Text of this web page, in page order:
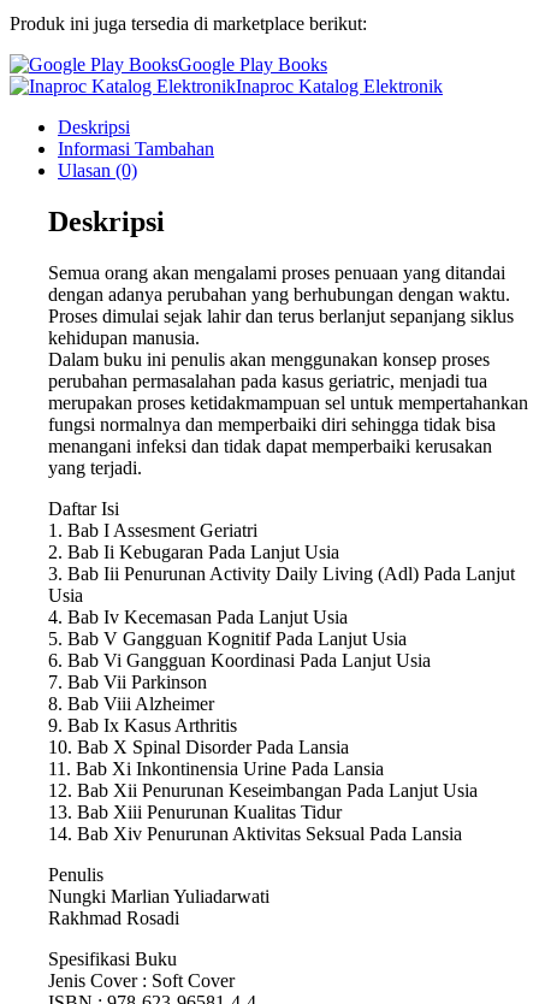
Produk ini juga tersedia di marketplace berikut:
Google Play Books
Inaproc Katalog Elektronik
Deskripsi
Informasi Tambahan
Ulasan (0)
Deskripsi
Semua orang akan mengalami proses penuaan yang ditandai
dengan adanya perubahan yang berhubungan dengan waktu.
Proses dimulai sejak lahir dan terus berlanjut sepanjang siklus
kehidupan manusia.
Dalam buku ini penulis akan menggunakan konsep proses
perubahan permasalahan pada kasus geriatric, menjadi tua
merupakan proses ketidakmampuan sel untuk mempertahankan
fungsi normalnya dan memperbaiki diri sehingga tidak bisa
menangani infeksi dan tidak dapat memperbaiki kerusakan
yang terjadi.
Daftar Isi
1. Bab I Assesment Geriatri
2. Bab Ii Kebugaran Pada Lanjut Usia
3. Bab Iii Penurunan Activity Daily Living (Adl) Pada Lanjut
Usia
4. Bab Iv Kecemasan Pada Lanjut Usia
5. Bab V Gangguan Kognitif Pada Lanjut Usia
6. Bab Vi Gangguan Koordinasi Pada Lanjut Usia
7. Bab Vii Parkinson
8. Bab Viii Alzheimer
9. Bab Ix Kasus Arthritis
10. Bab X Spinal Disorder Pada Lansia
11. Bab Xi Inkontinensia Urine Pada Lansia
12. Bab Xii Penurunan Keseimbangan Pada Lanjut Usia
13. Bab Xiii Penurunan Kualitas Tidur
14. Bab Xiv Penurunan Aktivitas Seksual Pada Lansia
Penulis
Nungki Marlian Yuliadarwati
Rakhmad Rosadi
Spesifikasi Buku
Jenis Cover : Soft Cover